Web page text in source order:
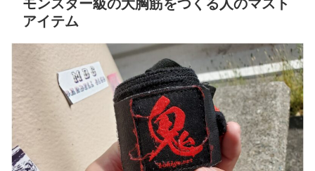
モンスター級の大胸筋をつくる人のマスト
アイテム